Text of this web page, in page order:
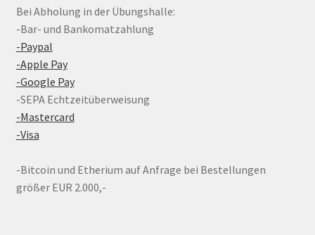
Bei Abholung in der Übungshalle:
-Bar- und Bankomatzahlung
-Paypal
-Apple Pay
-Google Pay
-SEPA Echtzeitüberweisung
-Mastercard
-Visa
-Bitcoin und Etherium auf Anfrage bei Bestellungen
größer EUR 2.000,-